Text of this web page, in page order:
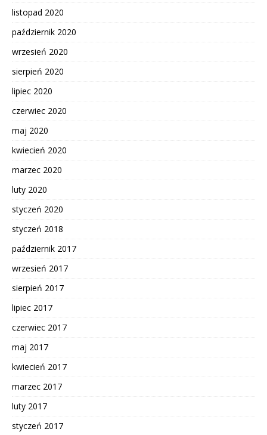
listopad 2020
październik 2020
wrzesień 2020
sierpień 2020
lipiec 2020
czerwiec 2020
maj 2020
kwiecień 2020
marzec 2020
luty 2020
styczeń 2020
styczeń 2018
październik 2017
wrzesień 2017
sierpień 2017
lipiec 2017
czerwiec 2017
maj 2017
kwiecień 2017
marzec 2017
luty 2017
styczeń 2017